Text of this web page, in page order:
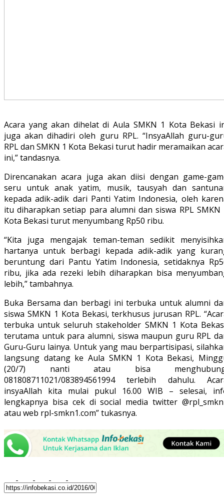
Acara yang akan dihelat di Aula SMKN 1 Kota Bekasi
juga akan dihadiri oleh guru RPL. “InsyaAllah guru-
RPL dan SMKN 1 Kota Bekasi turut hadir meramaikan
ini,” tandasnya.
Direncanakan acara juga akan diisi dengan game-
seru untuk anak yatim, musik, tausyah dan
kepada adik-adik dari Panti Yatim Indonesia, oleh
itu diharapkan setiap para alumni dan siswa RPL SMKN
Kota Bekasi turut menyumbang Rp50 ribu.
“Kita juga mengajak teman-teman sedikit
hartanya untuk berbagi kepada adik-adik yang
beruntung dari Pantu Yatim Indonesia, setidaknya
ribu, jika ada rezeki lebih diharapkan bisa
lebih,” tambahnya.
Buka Bersama dan berbagi ini terbuka untuk alumni
siswa SMKN 1 Kota Bekasi, terkhusus jurusan RPL.
terbuka untuk seluruh stakeholder SMKN 1 Kota
terutama untuk para alumni, siswa maupun guru RPL
Guru-Guru lainya. Untuk yang mau berpartisipasi,
langsung datang ke Aula SMKN 1 Kota Bekasi,
(20/7) nanti atau bisa
081808711021/083894561994 terlebih dahulu.
insyaAllah kita mulai pukul 16.00 WIB – selesai,
lengkapnya bisa cek di social media twitter
atau web rpl-smkn1.com” tukasnya.